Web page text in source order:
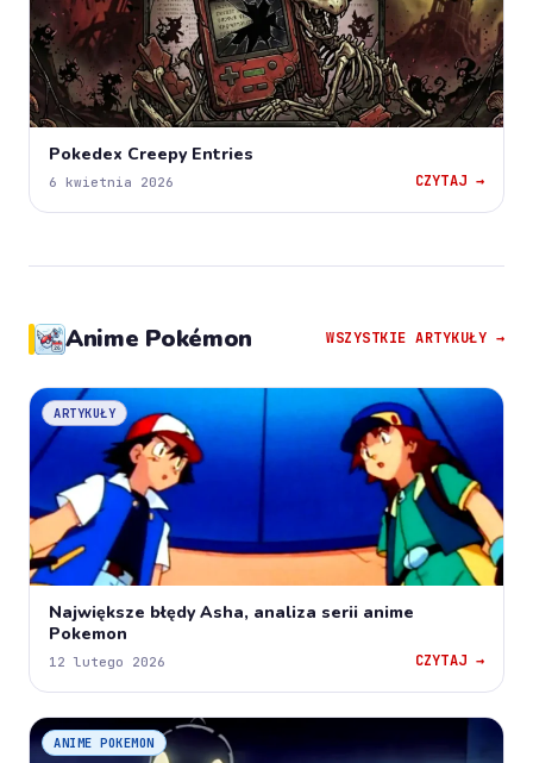
Pokedex Creepy Entries
6 kwietnia 2026 CZYTAJ →
Anime Pokémon WSZYSTKIE ARTYKUŁY →
ARTYKUŁY
Największe błędy Asha, analiza serii anime
Pokemon
12 lutego 2026 CZYTAJ →
ANIME POKEMON